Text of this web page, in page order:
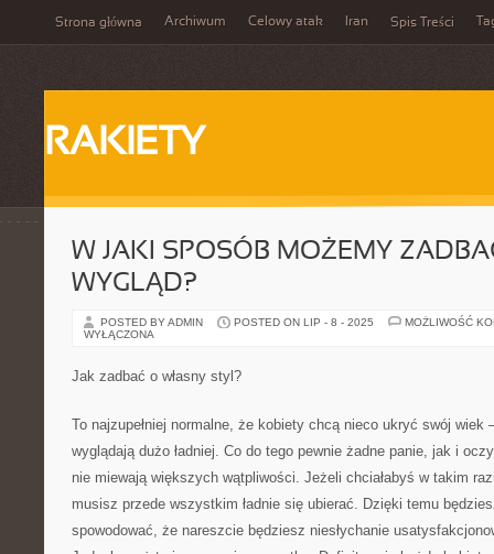
Strona główna Archiwum Celowy atak Iran Spis Treści
RAKIETY
W JAKI SPOSÓB MOŻEMY
WYGLĄD?
POSTED BY ADMIN POSTED ON LIP - 8 - 2025
MOŻLIWOŚĆ
WYŁĄCZONA
Jak zadbać o własny styl?
To najzupełniej normalne, że kobiety chcą nieco ukryć swój wiek
wyglądają dużo ładniej. Co do tego pewnie żadne panie, jak i
nie miewają większych wątpliwości. Jeżeli chciałabyś w takim
musisz przede wszystkim ładnie się ubierać. Dzięki temu
spowodować, że nareszcie będziesz niesłychanie